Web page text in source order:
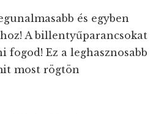
és egyben
A billentyűparancsokat
fogod! Ez a leghasznosabb
most rögtön